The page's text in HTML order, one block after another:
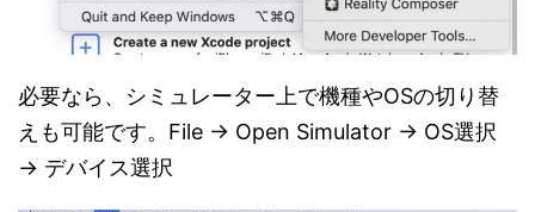
必要なら、シミュレーター上で機種やOSの切り替
えも可能です。File → Open Simulator → OS選択
→ デバイス選択